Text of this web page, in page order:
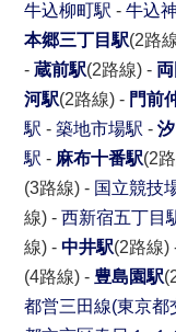
牛込柳町駅 -牛込
本郷三丁目駅(2路
-蔵前駅(2路線) -
河駅(2路線) - 門前
駅 -築地市場駅 -
駅 - 麻布十番駅(2
(3路線) - 国立競技
線) -西新宿五丁目
線) -中井駅(2路線)
(4路線) - 豊島園駅
都営三田線(東京